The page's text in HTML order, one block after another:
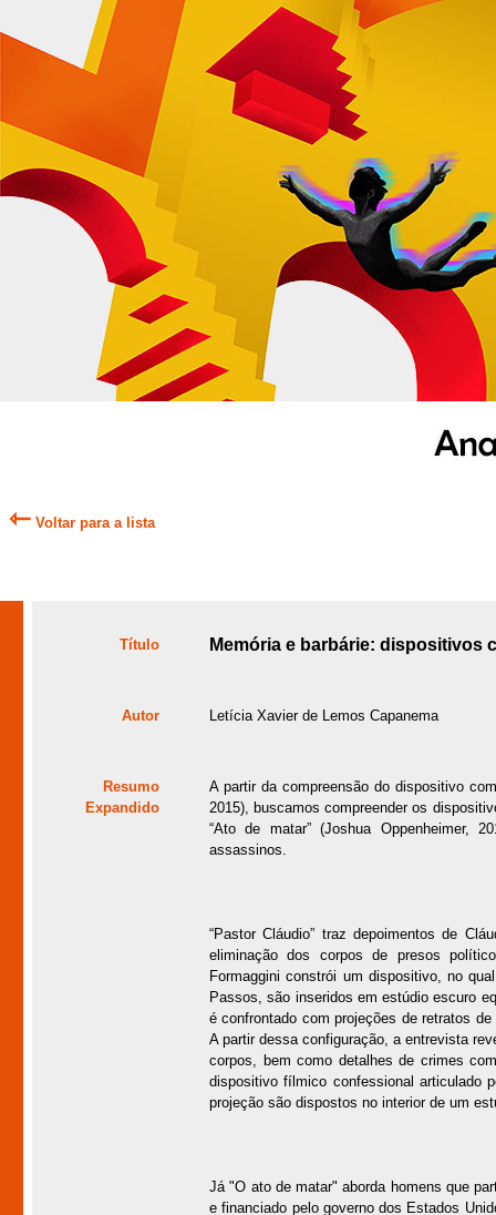
⇽ Voltar para a lista
Título Memória e barbárie: dispositivos
Autor Letícia Xavier de Lemos Capanema
Resumo
Expandido
A partir da compreensão do dispositivo
2015), buscamos compreender os
“Ato de matar” (Joshua Oppenheimer,
assassinos.
“Pastor Cláudio” traz depoimentos de
eliminação dos corpos de presos
Formaggini constrói um dispositivo, no
Passos, são inseridos em estúdio escuro
é confrontado com projeções de retratos
A partir dessa configuração, a entrevista
corpos, bem como detalhes de crimes
dispositivo fílmico confessional articulado
projeção são dispostos no interior de um
Já "O ato de matar" aborda homens que
e financiado pelo governo dos Estados